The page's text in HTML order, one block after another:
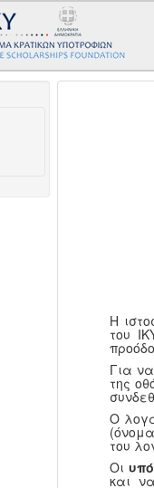
Η
του
Για
της
Ο
του
Οι
και